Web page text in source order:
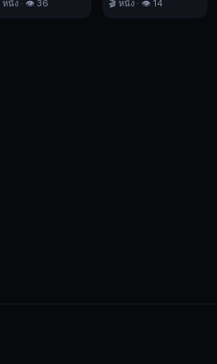
หนัง · 👁️ 36 🎬 หนัง · 👁️ 14